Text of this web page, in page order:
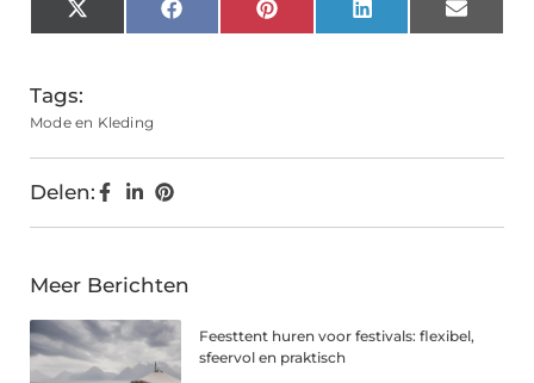
X
(Twitter)
FacebookPinterestLinkedInEmail
Tags:
Mode en Kleding
Delen:
Meer Berichten
Feesttent huren voor festivals: flexibel,
sfeervol en praktisch